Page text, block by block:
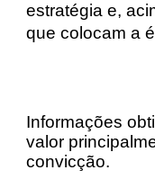
estratégia e,
que colocam a
Informações
valor
convicção.